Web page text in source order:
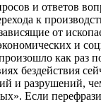
и ответов
к
от
и
как раз
бездействия
и разрушений,
Если